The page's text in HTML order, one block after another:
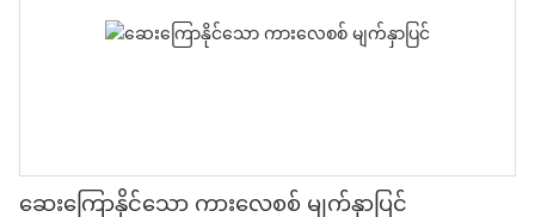
ဆေးကြောနိုင်သော ကားလေစစ် မျက်နှာပြင်